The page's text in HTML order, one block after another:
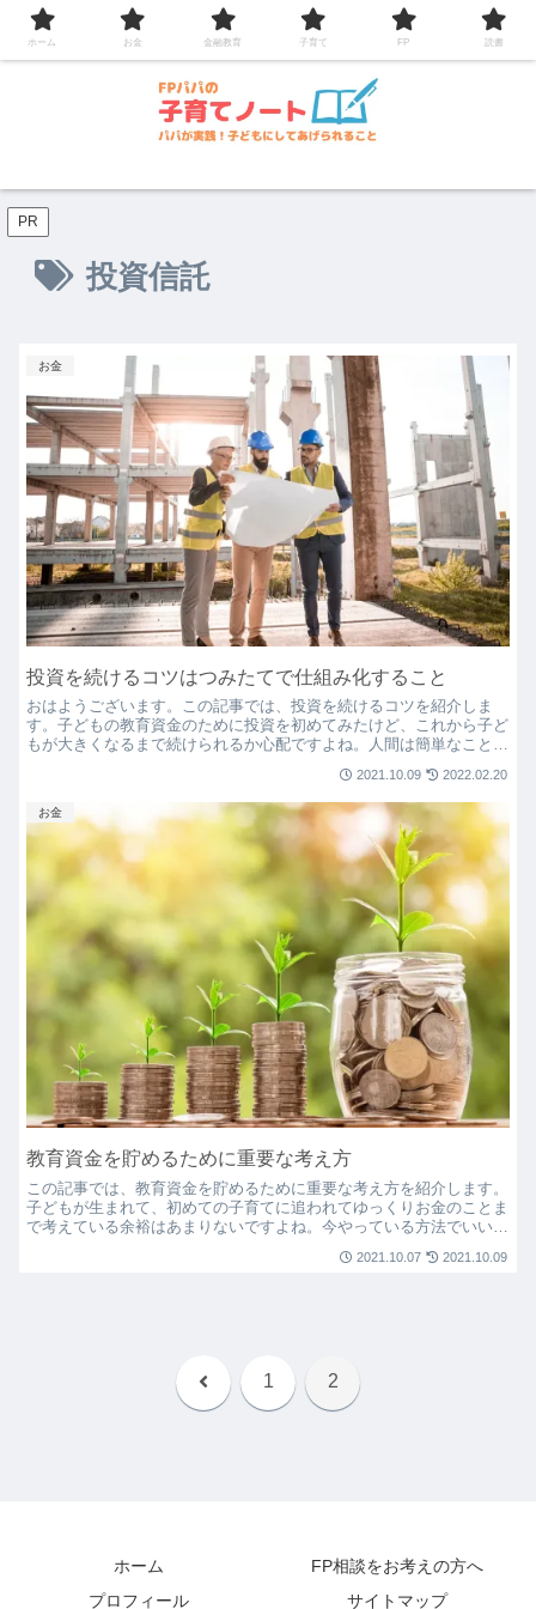
コンテンツへスキップ
PR
投資信託
お金
投資を続けるコツはつみたてで仕組み化すること
おはようございます。この記事では、投資を続けるコツを紹介しま
す。子どもの教育資金のために投資を初めてみたけど、これから子ど
もが大きくなるまで続けられるか心配ですよね。人間は簡単なことや
2021.10.09 2022.02.20
お金
教育資金を貯めるために重要な考え方
この記事では、教育資金を貯めるために重要な考え方を紹介します。
子どもが生まれて、初めての子育てに追われてゆっくりお金のことま
で考えている余裕はあまりないですよね。今やっている方法でいいの
2021.10.07 2021.10.09
前 1 2
ホーム
FP相談をお考えの方へ
プロフィール
サイトマップ
ホーム お金 金融教育 子育て FP 読書